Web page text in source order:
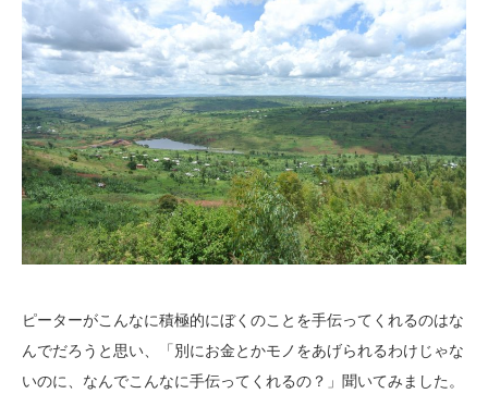
ピーターがこんなに積極的にぼくのことを手伝ってくれるのはな
んでだろうと思い、「別にお金とかモノをあげられるわけじゃな
いのに、なんでこんなに手伝ってくれるの？」聞いてみました。